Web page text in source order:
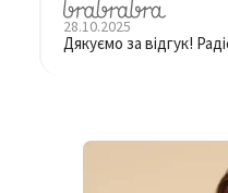
28.10.2025
Дякуємо за відгук!